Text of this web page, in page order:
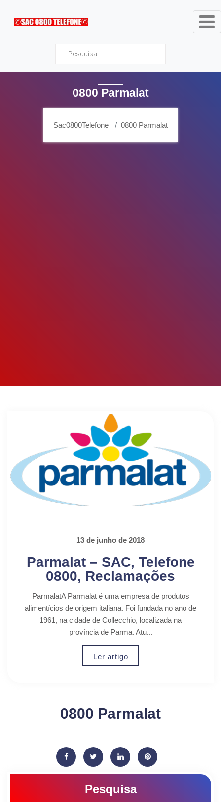
Sac0800Telefone
0800 Parmalat
Sac0800Telefone 0800 Parmalat
13 de junho de 2018
Parmalat – SAC, Telefone
0800, Reclamações
ParmalatA Parmalat é uma empresa de produtos
alimentícios de origem italiana. Foi fundada no ano de
1961, na cidade de Collecchio, localizada na
província de Parma. Atu...
Ler artigo
0800 Parmalat
Pesquisa